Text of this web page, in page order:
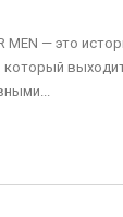
MEN — это